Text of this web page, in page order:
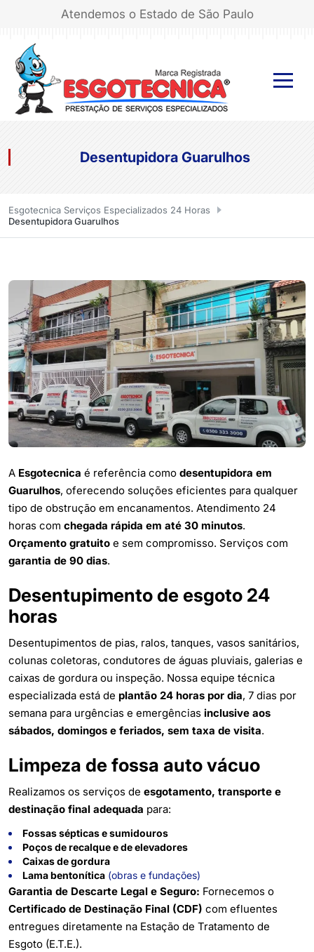
Atendemos o Estado de São Paulo
Desentupidora Guarulhos
Esgotecnica Serviços Especializados 24 Horas
Desentupidora Guarulhos
A Esgotecnica é referência como desentupidora em
Guarulhos, oferecendo soluções eficientes para qualquer
tipo de obstrução em encanamentos. Atendimento 24
horas com chegada rápida em até 30 minutos.
Orçamento gratuito e sem compromisso. Serviços com
garantia de 90 dias.
Desentupimento de esgoto 24
horas
Desentupimentos de pias, ralos, tanques, vasos sanitários,
colunas coletoras, condutores de águas pluviais, galerias e
caixas de gordura ou inspeção. Nossa equipe técnica
especializada está de plantão 24 horas por dia, 7 dias por
semana para urgências e emergências inclusive aos
sábados, domingos e feriados, sem taxa de visita.
Limpeza de fossa auto vácuo
Realizamos os serviços de esgotamento, transporte e
destinação final adequada para:
Fossas sépticas e sumidouros
Poços de recalque e de elevadores
Caixas de gordura
Lama bentonítica (obras e fundações)
Garantia de Descarte Legal e Seguro: Fornecemos o
Certificado de Destinação Final (CDF) com efluentes
entregues diretamente na Estação de Tratamento de
Esgoto (E.T.E.).